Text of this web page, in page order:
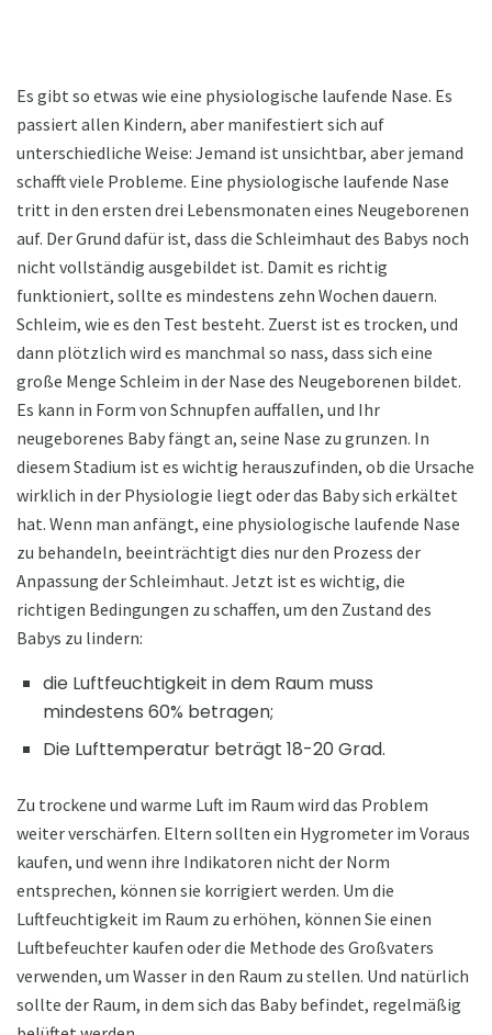
Es gibt so etwas wie eine physiologische laufende Nase. Es
passiert allen Kindern, aber manifestiert sich auf
unterschiedliche Weise: Jemand ist unsichtbar, aber jemand
schafft viele Probleme. Eine physiologische laufende Nase
tritt in den ersten drei Lebensmonaten eines Neugeborenen
auf. Der Grund dafür ist, dass die Schleimhaut des Babys noch
nicht vollständig ausgebildet ist. Damit es richtig
funktioniert, sollte es mindestens zehn Wochen dauern.
Schleim, wie es den Test besteht. Zuerst ist es trocken, und
dann plötzlich wird es manchmal so nass, dass sich eine
große Menge Schleim in der Nase des Neugeborenen bildet.
Es kann in Form von Schnupfen auffallen, und Ihr
neugeborenes Baby fängt an, seine Nase zu grunzen. In
diesem Stadium ist es wichtig herauszufinden, ob die Ursache
wirklich in der Physiologie liegt oder das Baby sich erkältet
hat. Wenn man anfängt, eine physiologische laufende Nase
zu behandeln, beeinträchtigt dies nur den Prozess der
Anpassung der Schleimhaut. Jetzt ist es wichtig, die
richtigen Bedingungen zu schaffen, um den Zustand des
Babys zu lindern:
die Luftfeuchtigkeit in dem Raum muss
mindestens 60% betragen;
Die Lufttemperatur beträgt 18-20 Grad.
Zu trockene und warme Luft im Raum wird das Problem
weiter verschärfen. Eltern sollten ein Hygrometer im Voraus
kaufen, und wenn ihre Indikatoren nicht der Norm
entsprechen, können sie korrigiert werden. Um die
Luftfeuchtigkeit im Raum zu erhöhen, können Sie einen
Luftbefeuchter kaufen oder die Methode des Großvaters
verwenden, um Wasser in den Raum zu stellen. Und natürlich
sollte der Raum, in dem sich das Baby befindet, regelmäßig